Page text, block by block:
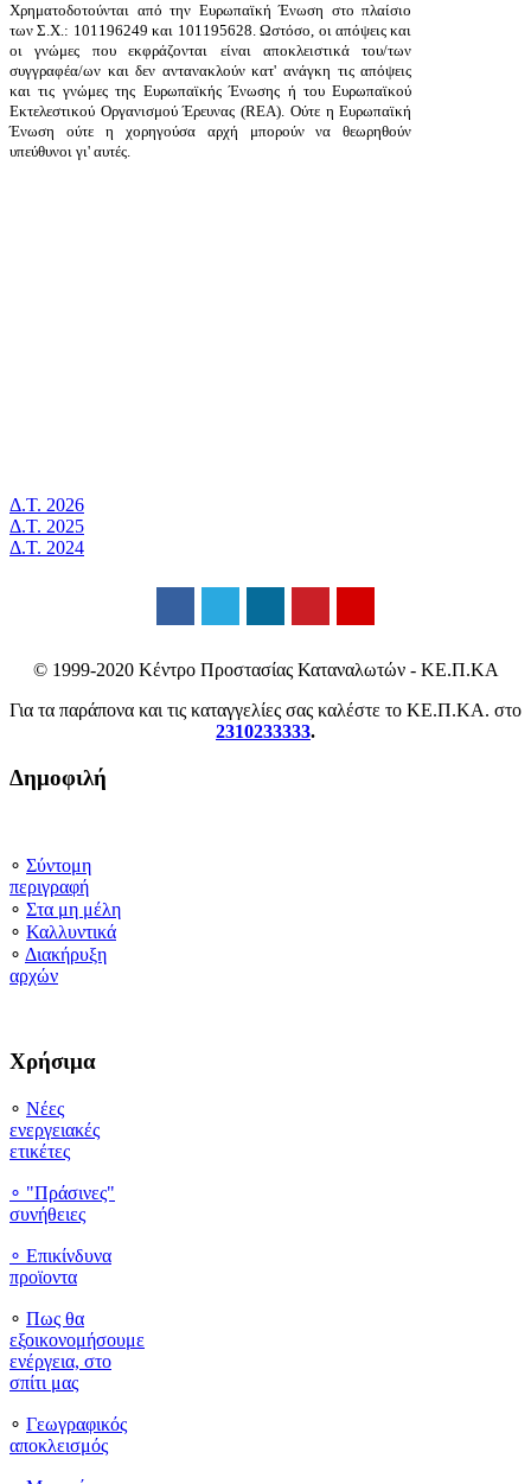
Χρηματοδοτούνται από την Ευρωπαϊκή Ένωση στο πλαίσιο
των Σ.Χ.: 101196249 και 101195628. Ωστόσο, οι απόψεις και
οι γνώμες που εκφράζονται είναι αποκλειστικά του/των
συγγραφέα/ων και δεν αντανακλούν κατ' ανάγκη τις απόψεις
και τις γνώμες της Ευρωπαϊκής Ένωσης ή του Ευρωπαϊκού
Εκτελεστικού Οργανισμού Έρευνας (REA). Ούτε η Ευρωπαϊκή
Ένωση ούτε η χορηγούσα αρχή μπορούν να θεωρηθούν
υπεύθυνοι γι' αυτές.
Δ.Τ. 2026
Δ.Τ. 2025
Δ.Τ. 2024
© 1999-2020 Κέντρο Προστασίας Καταναλωτών - ΚΕ.Π.ΚΑ
Για τα παράπονα και τις καταγγελίες σας καλέστε το ΚΕ.Π.ΚΑ. στο
2310233333.
Δημοφιλή
∘ Σύντομη
περιγραφή
∘ Στα μη μέλη
∘ Καλλυντικά
∘ Διακήρυξη
αρχών
Χρήσιμα
∘ Νέες
ενεργειακές
ετικέτες
∘ "Πράσινες"
συνήθειες
∘ Επικίνδυνα
προϊοντα
∘ Πως θα
εξοικονομήσουμε
ενέργεια, στο
σπίτι μας
∘ Γεωγραφικός
αποκλεισμός